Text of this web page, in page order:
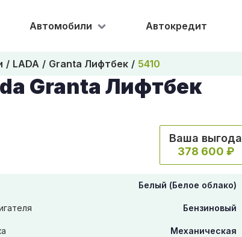
Автомобили Автокредит
LADA Granta Лифтбек 5410
Granta Лифтбек
Ваша выгода
378 600 ₽
Белый (Белое облако)
Бензиновый
Механическая